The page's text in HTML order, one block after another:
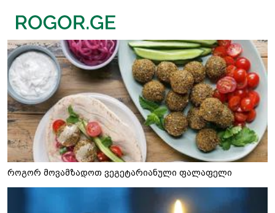
როგორ მოვამზადოთ ვეგეტარიანული ფალაფელი